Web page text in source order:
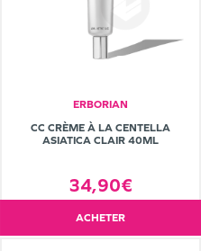
ERBORIAN
CC CRÈME À LA CENTELLA
ASIATICA CLAIR 40ML
34,90€
ACHETER